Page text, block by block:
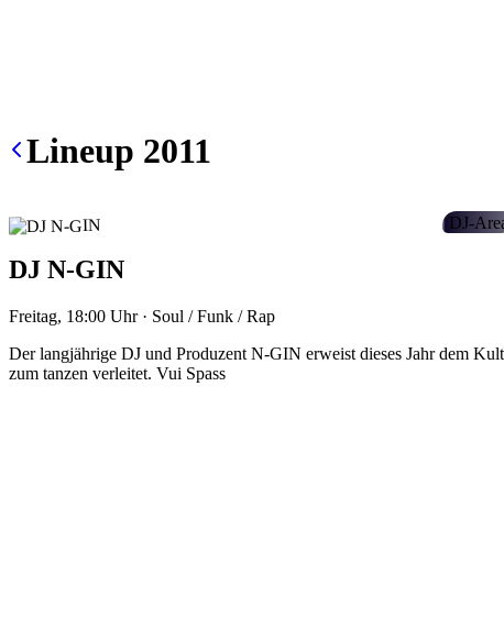
Lineup 2011
DJ-
DJ N-GIN
Freitag, 18:00 Uhr· Soul / Funk / Rap
Der langjährige DJ und Produzent N-GIN erweist dieses Jahr dem
zum tanzen verleitet. Vui Spass